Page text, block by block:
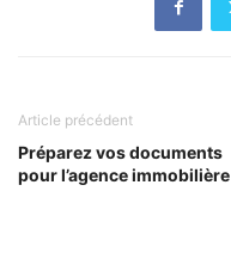
Article précédent
Préparez vos documents
pour l’agence immobilière